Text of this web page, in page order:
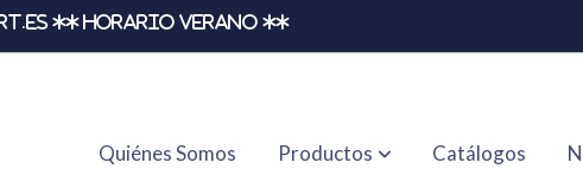
** HORARIO VERANO **
Quiénes Somos Productos Catálogos